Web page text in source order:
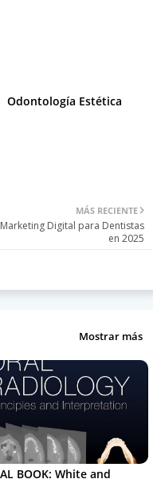
Odontología Estética
MÁS RECIENTE
Digital para Dentistas
en 2025
Mostrar más
BOOK: White and